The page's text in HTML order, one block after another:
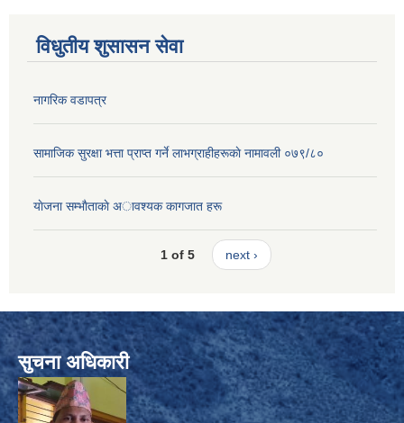
विधुतीय शुसासन सेवा
नागरिक वडापत्र
सामाजिक सुरक्षा भत्ता प्राप्त गर्ने लाभग्राहीहरूकाे नामावली ०७९/८०
याेजना सम्भाैताकाे अावश्यक कागजात हरू
1 of 5 next ›
सुचना अधिकारी